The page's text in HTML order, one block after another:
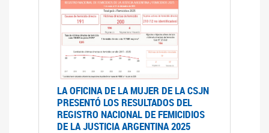
LA OFICINA DE LA MUJER DE LA CSJN
PRESENTÓ LOS RESULTADOS DEL
REGISTRO NACIONAL DE FEMICIDIOS
DE LA JUSTICIA ARGENTINA 2025